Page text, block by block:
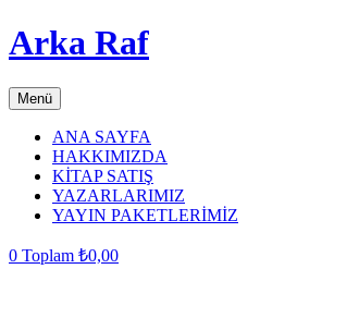
Arka Raf
Menü
ANA SAYFA
HAKKIMIZDA
KİTAP SATIŞ
YAZARLARIMIZ
YAYIN PAKETLERİMİZ
0 Toplam ₺0,00